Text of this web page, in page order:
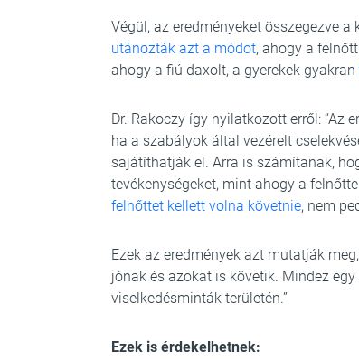
Végül, az eredményeket összegezve
utánozták azt a módot, ahogy a
ahogy a fiú daxolt, a gyerekek gyakran
Dr. Rakoczy így nyilatkozott erről: “Az
ha a szabályok által vezérelt
sajátíthatják el. Arra is számítanak,
tevékenységeket, mint ahogy a
felnőttet kellett volna követnie, nem
Ezek az eredmények azt mutatják
jónak és azokat is követik. Mindez
viselkedésminták területén.”
Ezek is érdekelhetnek: